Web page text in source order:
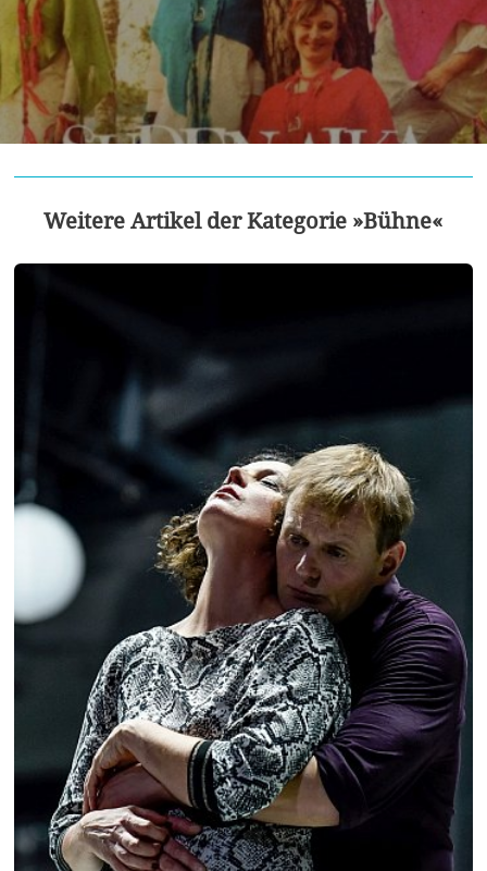
Weitere Artikel der Kategorie »Bühne«